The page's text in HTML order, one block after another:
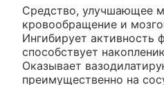
Средство, улучшающее
кровообращение и
Ингибирует активность
способствует
Оказывает
преимущественно на